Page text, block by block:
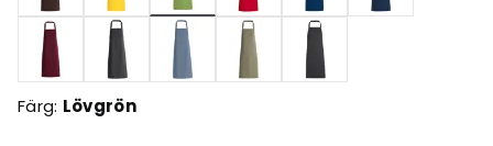
Valda
Färg: Lövgrön